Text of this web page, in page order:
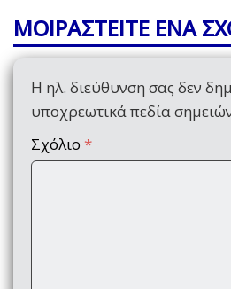
ΜΟΙΡΑΣΤΕΙΤΕ ΕΝΑ
Η ηλ. διεύθυνση σας δεν
υποχρεωτικά πεδία
Σχόλιο *